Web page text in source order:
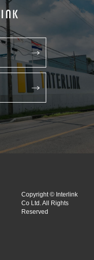
Copyright © Interlink
Co Ltd. All Rights
Reserved